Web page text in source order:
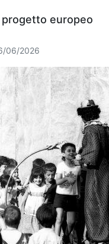
progetto europeo
06/2026